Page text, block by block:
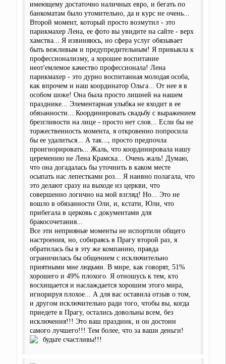
имеющему достаточно наличных евро, и бегать по
банкоматам было утомительно, да и курс не очень...
Второй момент, который просто возмутил - это
парикмахер Лена, ее фото вы увидите на сайте - верх
хамства... Я извиняюсь, но сфера услуг обязывает
быть вежливым и предупредительным! Я привыкла к
профессионализму, а хорошее воспитание
неот'емлемое качество профессионала! Лена
парикмахер - это дурно воспитанная молодая особа,
как впрочем и наш координатор Ольга... От нее я в
особом шоке! Она была просто лишней на нашем
празднике... Элементарная улыбка не входит в ее
обязанности... Координировать свадьбу с выражением
брезгливости на лице - просто нет слов... Если бы не
торжественность момента, я откровенно попросила
бы ее удалиться... А так..., просто предпочла
проигнорировать... Жаль, что координировала нашу
церемению не Лена Крамска... Очень жаль! Думаю,
что она догадалась бы уточнить в каком месте
осыпать нас лепестками роз... Я наивно полагала, что
это делают сразу на выходе из церкви, что
совершенно логично на мой взгляд! Но... Это не
вошло в обязанности Оли, и, кстати, Юли, что
прибегала в церковь с документами для
бракосочетания...
Все эти неприяные моменты не испортили общего
настроения, но, собираясь в Прагу второй раз, я
обратилась бы в эту же компанию, правда
ограничилась бы общением с исключительно
приятными мне людьми. В мире, как говорят, 51%
хорошего и 49% плохого. Я отношусь к тем, кто
восхищается и наслаждается хорошим этого мира,
игнорируя плохое... А для вас оставила отзыв о том,
и другом исключительно ради того, чтобы вы, когда
приедете в Прагу, остались довольны всем, без
исключения!!! Это ваш праздник, и он достоин
самого лучшего!!! Тем более, что за ваши деньги!
будьте счастливы!!!